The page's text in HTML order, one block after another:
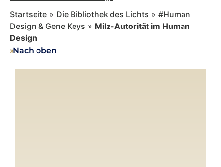
Startseite » Die Bibliothek des Lichts » #Human
Design & Gene Keys » Milz-Autorität im Human
Design
››Nach oben